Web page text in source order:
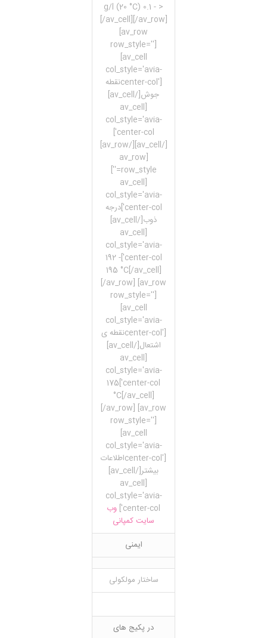
< - 0.1 g/l (20 °C)
[/av_cell][/av_row]
[av_row
row_style='']
[av_cell
col_style='avia-
center-col']نقطه
جوش[/av_cell]
[av_cell
col_style='avia-
center-col']
[/av_cell][/av_row]
[av_row
row_style='']
[av_cell
col_style='avia-
center-col']درجه
ذوب[/av_cell]
[av_cell
col_style='avia-
center-col']192 -
195 °C[/av_cell]
[/av_row] [av_row
row_style='']
[av_cell
col_style='avia-
center-col']نقطه ی
اشتعال[/av_cell]
[av_cell
col_style='avia-
center-col']175
°C[/av_cell]
[/av_row] [av_row
row_style='']
[av_cell
col_style='avia-
center-col']اطلاعات
بیشتر[/av_cell]
[av_cell
col_style='avia-
center-col'] وب
سایت کمپانی
ایمنی
ساختار مولکولی
در پکیج های